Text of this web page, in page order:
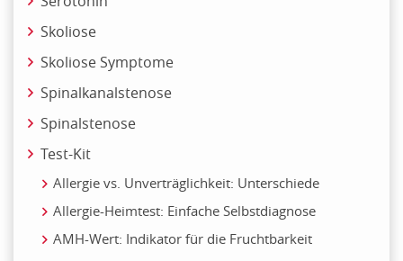
Skoliose
Skoliose Symptome
Spinalkanalstenose
Spinalstenose
Test-Kit
Allergie vs. Unverträglichkeit: Unterschiede
Allergie-Heimtest: Einfache Selbstdiagnose
AMH-Wert: Indikator für die Fruchtbarkeit